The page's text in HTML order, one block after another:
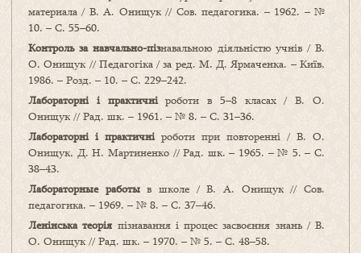
материала / В. А. Онищук // Сов. педагогика. – 1962. – №
10. – С. 55–60.
Контроль за навчально-пізнавальною діяльністю учнів / В.
О. Онищук // Педагогіка / за ред. М. Д. Ярмаченка. – Київ,
1986. – Розд. – 10. – С. 229–242.
Лабораторні і практичніроботи в 5–8 класах / В. О.
Онищук // Рад. шк. – 1961. – № 8. – С. 31–36.
Лабораторні і практичніроботи при повторенні / В. О.
Онищук, Д. Н. Мартиненко // Рад. шк. – 1965. – № 5. – С.
38–43.
Лабораторные работыв школе / В. А. Онищук // Сов.
педагогика. – 1969. – № 8. – С. 37–46.
Ленінська теорія пізнавання і процес засвоєння знань / В.
О. Онищук // Рад. шк. – 1970. – № 5. – С. 48–58.